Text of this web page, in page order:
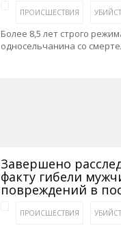
ПРОИСШЕСТВИЯ
Более 8,5 лет строго
односельчанина со
Завершено
факту гибели
повреждений в
ПРОИСШЕСТВИЯ